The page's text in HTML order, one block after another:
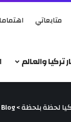
متابعاتي
تركيا والعالم
لحظة بلحظة>
Blog